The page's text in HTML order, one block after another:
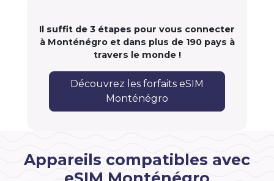
Il suffit de 3 étapes pour vous connecter
à Monténégro et dans plus de 190 pays à
travers le monde !
Découvrez les forfaits eSIM
Monténégro
Appareils compatibles avec